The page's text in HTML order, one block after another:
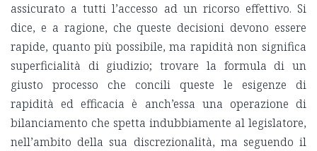
assicurato a tutti l’accesso ad un ricorso effettivo. Si
dice, e a ragione, che queste decisioni devono essere
rapide, quanto più possibile, ma rapidità non significa
superficialità di giudizio; trovare la formula di un
giusto processo che concili queste le esigenze di
rapidità ed efficacia è anch’essa una operazione di
bilanciamento che spetta indubbiamente al legislatore,
nell’ambito della sua discrezionalità, ma seguendo il